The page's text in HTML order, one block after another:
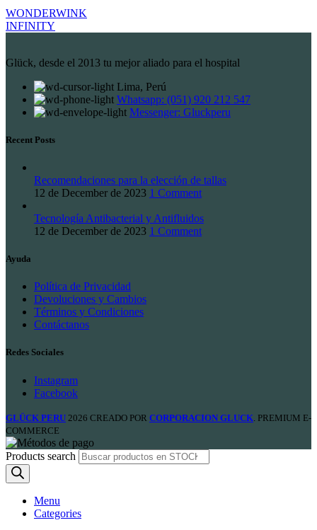
WONDERWINK
INFINITY
Glück, desde el 2013 tu mejor aliado para el hospital
Lima, Perú
Whatsapp: (051) 920 212 547
Messenger: Gluckperu
Recent Posts
Recomendaciones para la elección de tallas
12 de December de 2023 1 Comment
Tecnología Antibacterial y Antifluidos
12 de December de 2023 1 Comment
Ayuda
Política de Privacidad
Devoluciones y Cambios
Términos y Condiciones
Contáctanos
Redes Sociales
Instagram
Facebook
GLÜCK PERU 2026 CREADO POR CORPORACION GLUCK . PREMIUM E-
COMMERCE
Products search
Menu
Categories